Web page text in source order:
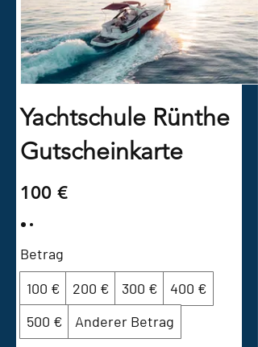
Yachtschule Rünthe
Gutscheinkarte
100 €
Betrag
100 €
200 € 300 €
400 €
500 €
Anderer Betrag